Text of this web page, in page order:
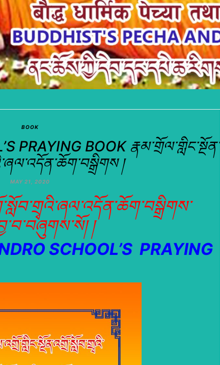
BOOK
PRAYING BOOK རྣམ་གྲོལ་གླིང་སྔོན་
།
MAY 21, 2020
།
SCHOOL’S PRAYING